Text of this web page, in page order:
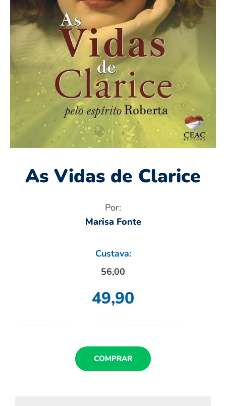
As Vidas de Clarice
Por:
Marisa Fonte
Custava:
56,00
49,90
COMPRAR